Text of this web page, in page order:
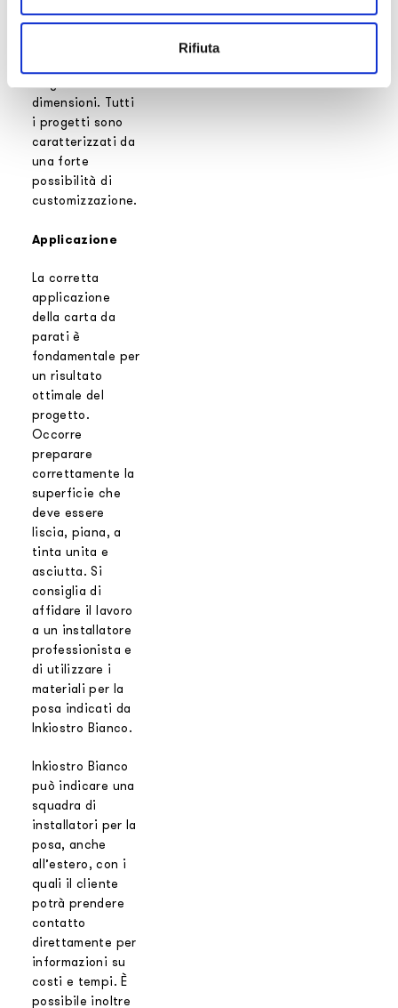
Rifiuta
garantiscono la
dimensioni. Tutti
i progetti sono
caratterizzati da
una forte
possibilità di
customizzazione.
Applicazione
La corretta
applicazione
della carta da
parati è
fondamentale per
un risultato
ottimale del
progetto.
Occorre
preparare
correttamente la
superficie che
deve essere
liscia, piana, a
tinta unita e
asciutta. Si
consiglia di
affidare il lavoro
a un installatore
professionista e
di utilizzare i
materiali per la
posa indicati da
Inkiostro Bianco.
Inkiostro Bianco
può indicare una
squadra di
installatori per la
posa, anche
all’estero, con i
quali il cliente
potrà prendere
contatto
direttamente per
informazioni su
costi e tempi. È
possibile inoltre